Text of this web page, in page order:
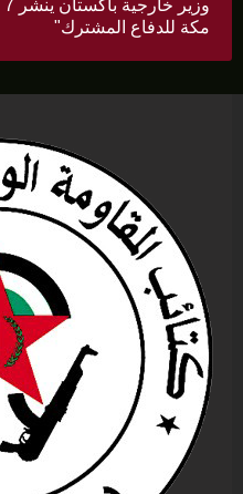
مكة للدفاع المشترك"